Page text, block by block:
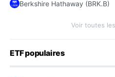
Berkshire Hathaway (BRK.B)
Voir toutes
ETF populaires